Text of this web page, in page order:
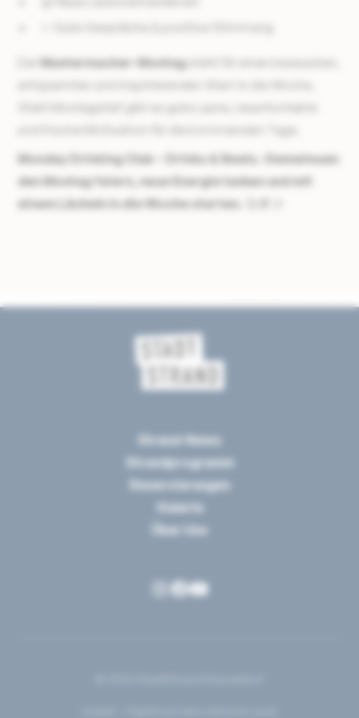
Muntermacher-Montagsteht für einen bewussten,
Statt Montagstief gibt es gute Laune, neue Kontakte
und frische Motivation für die kommenden Tage.
Monday Drinking Club – Drinks & Beats. Gemeinsam
den Montag feiern, neue Energie tanken und mit
einem Lächeln in die Woche starten.
Strand-News
Strandprogramm
Reservierungen
Galerie
Über Uns